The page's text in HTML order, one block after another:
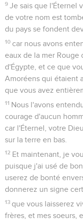
9 Je sais que l'Éternel
de votre nom est
du pays se fondent
10 car nous avons
eaux de la mer Rouge
d'Égypte, et ce que
Amoréens qui étaient
que vous avez
11 Nous l'avons
courage d'aucun
car l'Éternel, votre
sur la terre en bas.
12 Et maintenant, je
puisque j'ai usé de
userez de bonté
donnerez un signe
13 que vous laisserez
frères, et mes soeurs,